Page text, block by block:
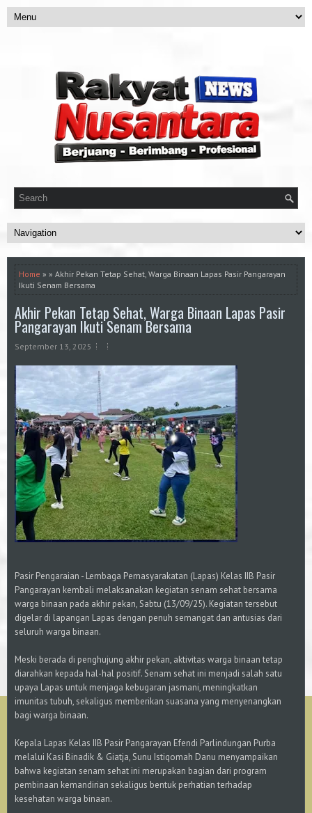
Home » » Akhir Pekan Tetap Sehat, Warga Binaan Lapas Pasir Pangarayan
Ikuti Senam Bersama
Akhir Pekan Tetap Sehat, Warga Binaan Lapas Pasir
Pangarayan Ikuti Senam Bersama
September 13, 2025
Pasir Pengaraian - Lembaga Pemasyarakatan (Lapas) Kelas IIB Pasir
Pangarayan kembali melaksanakan kegiatan senam sehat bersama
warga binaan pada akhir pekan, Sabtu (13/09/25). Kegiatan tersebut
digelar di lapangan Lapas dengan penuh semangat dan antusias dari
seluruh warga binaan.
Meski berada di penghujung akhir pekan, aktivitas warga binaan tetap
diarahkan kepada hal-hal positif. Senam sehat ini menjadi salah satu
upaya Lapas untuk menjaga kebugaran jasmani, meningkatkan
imunitas tubuh, sekaligus memberikan suasana yang menyenangkan
bagi warga binaan.
Kepala Lapas Kelas IIB Pasir Pangarayan Efendi Parlindungan Purba
melalui Kasi Binadik & Giatja, Sunu Istiqomah Danu menyampaikan
bahwa kegiatan senam sehat ini merupakan bagian dari program
pembinaan kemandirian sekaligus bentuk perhatian terhadap
kesehatan warga binaan.